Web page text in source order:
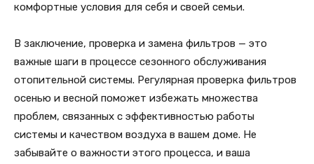
комфортные условия для себя и своей семьи.
В заключение, проверка и замена фильтров — это
важные шаги в процессе сезонного обслуживания
отопительной системы. Регулярная проверка фильтров
осенью и весной поможет избежать множества
проблем, связанных с эффективностью работы
системы и качеством воздуха в вашем доме. Не
забывайте о важности этого процесса, и ваша